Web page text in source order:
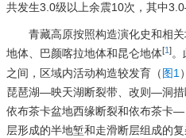
共发生3.0级以上余震10次，其中
青藏高原按照构造演化史和相
地体、巴颜喀拉地体和昆仑地体[1]
之间，区域内活动构造较发育（图1
琵琶湖—映天湖断裂带、改则—洞措
依布茶卡盆地西缘断裂和依布茶卡
层形成的半地堑和走滑断层组成的